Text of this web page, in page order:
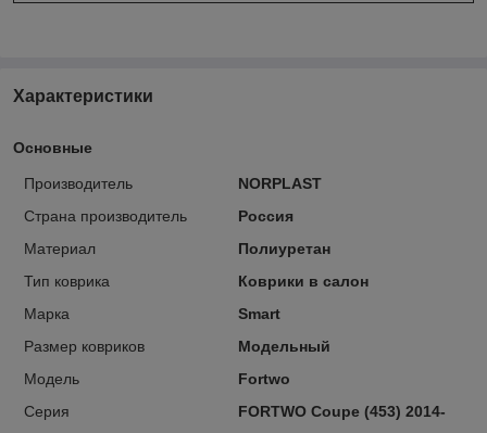
Характеристики
Основные
Производитель
NORPLAST
Страна производитель
Россия
Материал
Полиуретан
Тип коврика
Коврики в салон
Марка
Smart
Размер ковриков
Модельный
Модель
Fortwo
Серия
FORTWO Coupe (453) 2014-